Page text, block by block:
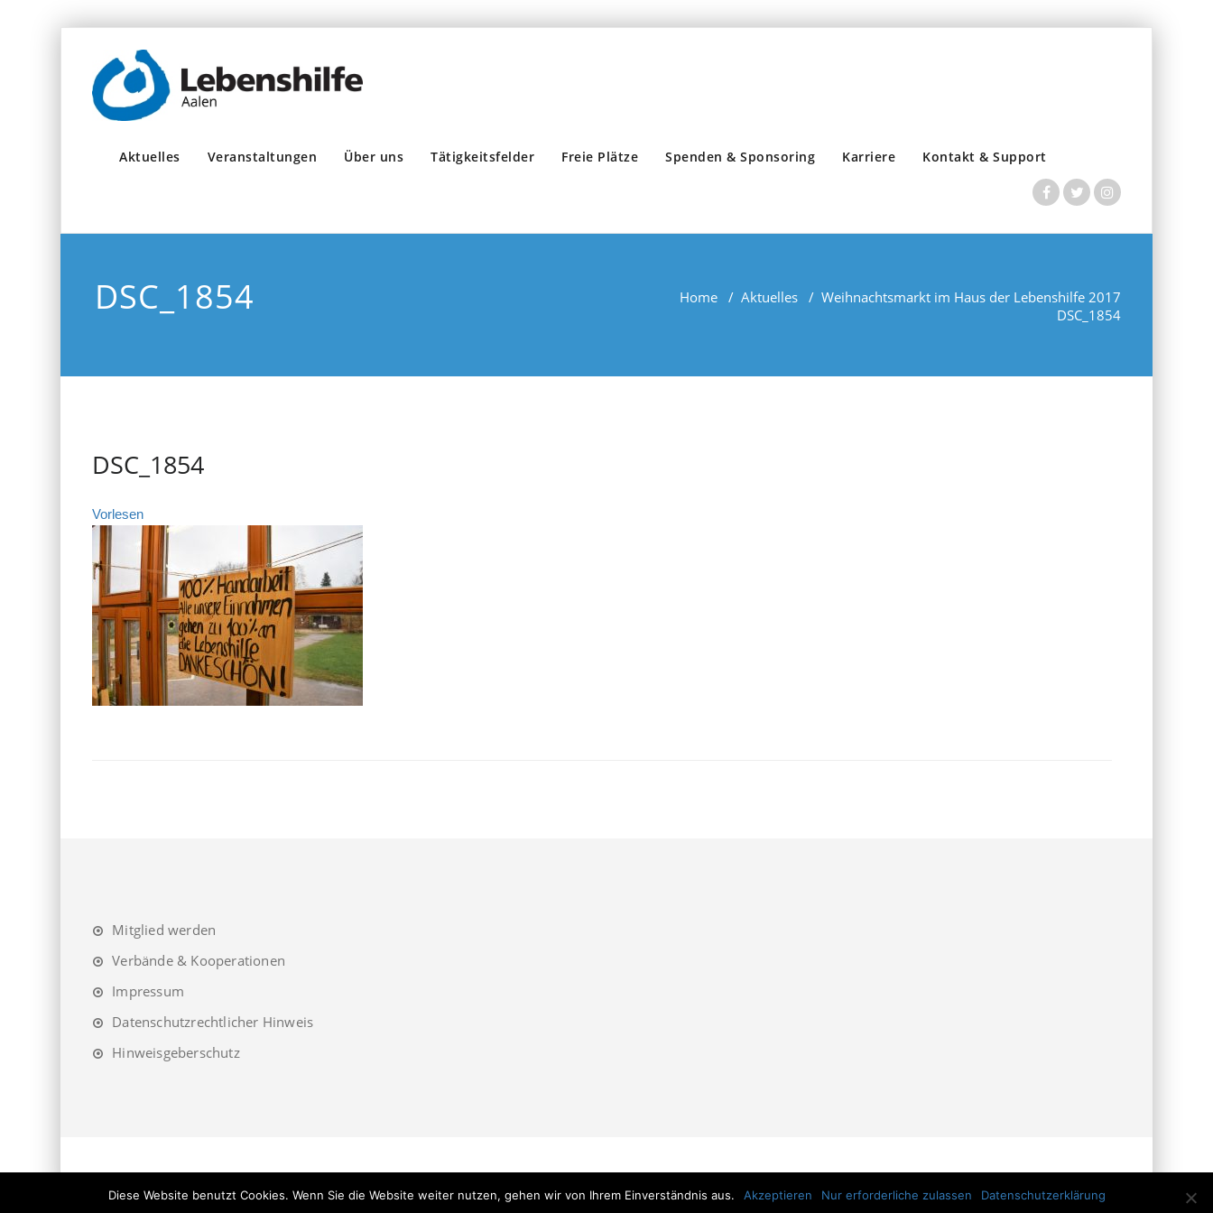
Aktuelles Veranstaltungen Über uns Tätigkeitsfelder Freie Plätze Spenden & Sponsoring Karriere Kontakt & Support
DSC_1854 Home / Aktuelles / Weihnachtsmarkt im Haus der Lebenshilfe 2017
DSC_1854
DSC_1854
Vorlesen
Mitglied werden
Verbände & Kooperationen
Impressum
Datenschutzrechtlicher Hinweis
Hinweisgeberschutz
Diese Website benutzt Cookies. Wenn Sie die Website weiter nutzen, gehen wir von Ihrem Einverständnis aus. Akzeptieren Nur erforderliche zulassen Datenschutzerklärung